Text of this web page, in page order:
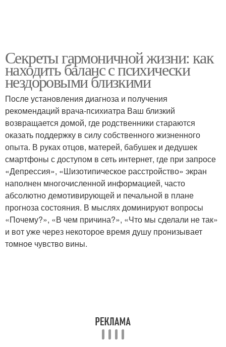
Секреты гармоничной жизни: как
находить баланс с психически
нездоровыми близкими
После установления диагноза и получения
рекомендаций врача-психиатра Ваш близкий
возвращается домой, где родственники стараются
оказать поддержку в силу собственного жизненного
опыта. В руках отцов, матерей, бабушек и дедушек
смартфоны с доступом в сеть интернет, где при запросе
«Депрессия», «Шизотипическое расстройство» экран
наполнен многочисленной информацией, часто
абсолютно демотивирующей и печальной в плане
прогноза состояния. В мыслях доминируют вопросы
«Почему?», «В чем причина?», «Что мы сделали не так»
и вот уже через некоторое время душу пронизывает
томное чувство вины.